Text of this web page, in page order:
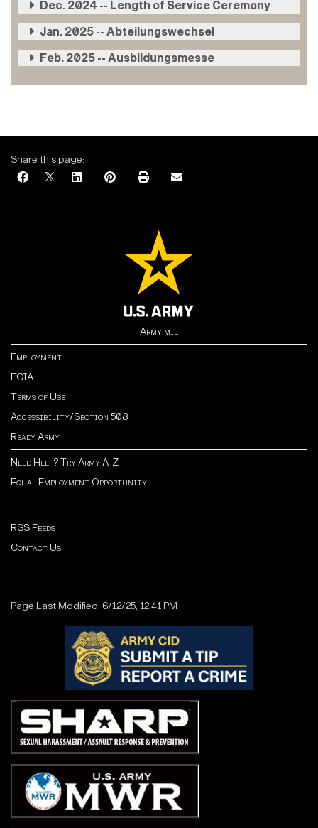
Dec. 2024 -- Length of Service Ceremony
Jan. 2025 -- Abteilungswechsel
Feb. 2025 -- Ausbildungsmesse
Share this page:
Army.mil
Employment
FOIA
Terms of Use
Accessibility/Section 508
Ready Army
Need Help? Try Army A-Z
Equal Employment Opportunity
RSS Feeds
Contact Us
Page Last Modified: 6/12/25, 12:41 PM